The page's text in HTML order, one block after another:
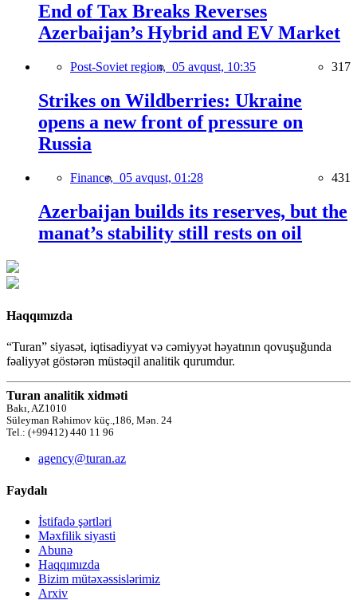
End of Tax Breaks Reverses
Azerbaijan’s Hybrid and EV Market
Post-Soviet region, 05 avqust, 10:35 317
Strikes on Wildberries: Ukraine
opens a new front of pressure on
Russia
Finance, 05 avqust, 01:28 431
Azerbaijan builds its reserves, but the
manat’s stability still rests on oil
Haqqımızda
“Turan” siyasət, iqtisadiyyat və cəmiyyət həyatının qovuşuğunda
fəaliyyət göstərən müstəqil analitik qurumdur.
Turan analitik xidməti
Bakı, AZ1010
Süleyman Rəhimov küç.,186, Mən. 24
Tel.: (+99412) 440 11 96
agency@turan.az
Faydalı
İstifadə şərtləri
Məxfilik siyasti
Abunə
Haqqımızda
Bizim mütəxəssislərimiz
Arxiv